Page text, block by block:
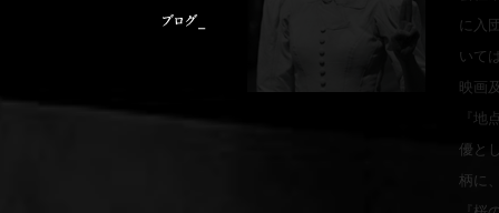
に入
いて
映画
『地
優と
柄に